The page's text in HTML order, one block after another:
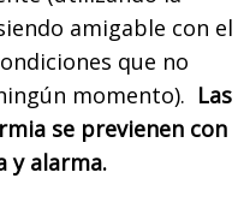
amigable con el
que no
momento). Las
se previenen con
y alarma.